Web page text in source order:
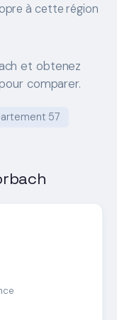
à cette région
et obtenez
comparer.
57